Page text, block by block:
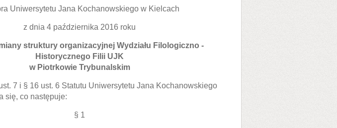
Uniwersytetu Jana Kochanowskiego w Kielcach
z dnia 4 października 2016 roku
struktury organizacyjnej Wydziału Filologiczno -
Historycznego Filii UJK
w Piotrkowie Trybunalskim
7 i § 16 ust. 6 Statutu Uniwersytetu Jana Kochanowskiego
się, co następuje:
§ 1